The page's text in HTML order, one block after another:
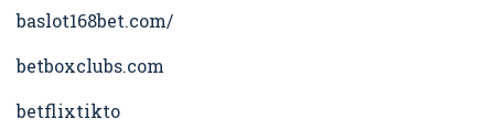
baslot168bet.com/
betboxclubs.com
betflixtikto